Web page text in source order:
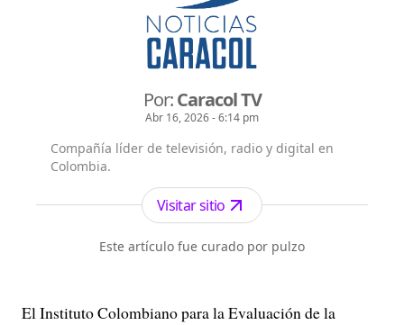
Por:Caracol TV
Abr 16, 2026 - 6:14 pm
Compañía líder de televisión, radio y digital en
Colombia.
Visitar sitio
Este artículo fue curado por pulzo
El Instituto Colombiano para la Evaluación de la